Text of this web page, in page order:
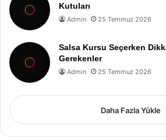
Kutuları
Admin 25 Temmuz 2026
Salsa Kursu Seçerken
Gerekenler
Admin 25 Temmuz 2026
Daha Fazla Yükle